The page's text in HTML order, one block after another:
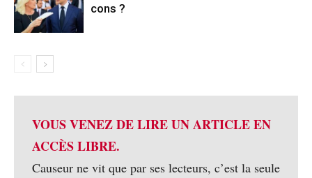
cons ?
VOUS VENEZ DE LIRE UN ARTICLE EN
ACCÈS LIBRE.
Causeur ne vit que par ses lecteurs, c’est la seule